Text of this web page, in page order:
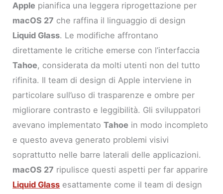
Apple pianifica una leggera riprogettazione per
macOS 27 che raffina il linguaggio di design
Liquid Glass. Le modifiche affrontano
direttamente le critiche emerse con l’interfaccia
Tahoe, considerata da molti utenti non del tutto
rifinita. Il team di design di Apple interviene in
particolare sull’uso di trasparenze e ombre per
migliorare contrasto e leggibilità. Gli sviluppatori
avevano implementatoTahoe in modo incompleto
e questo aveva generato problemi visivi
soprattutto nelle barre laterali delle applicazioni.
macOS 27 ripulisce questi aspetti per far apparire
Liquid Glass esattamente come il team di design